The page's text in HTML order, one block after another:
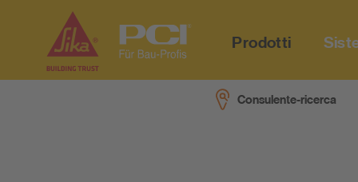
Prodotti
Consulente-ricerca